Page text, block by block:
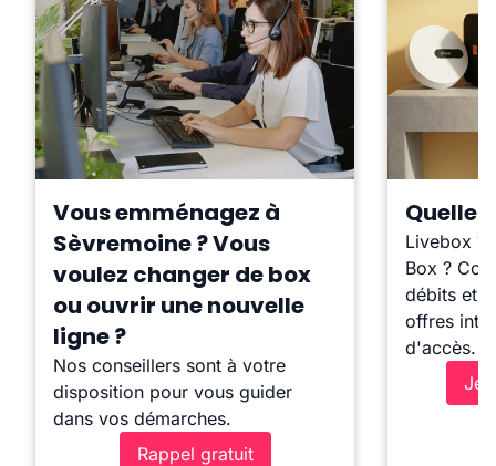
Vous emménagez à
Sèvremoine ? Vous
voulez changer de box
ou ouvrir une nouvelle
ligne ?
Nos conseillers sont à votre
disposition pour vous guider
dans vos démarches.
Rappel gratuit
Quelle
Livebox ?
Box ?
débits et
offres
d'accès.
Je